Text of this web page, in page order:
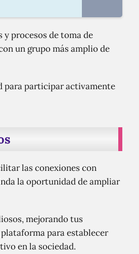
procesos de toma de
un grupo más amplio de
para participar activamente
las conexiones con
la oportunidad de ampliar
mejorando tus
para establecer
en la sociedad.